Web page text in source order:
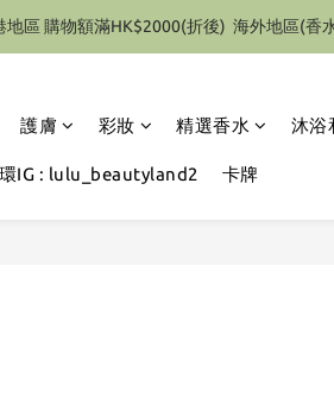
特別優惠 1件即享有9折優
地區 購物額滿HK$2000(折後)  海外地區(香
護膚 彩妝 精選香水 沐浴
IG : lulu_beautyland2 卡牌